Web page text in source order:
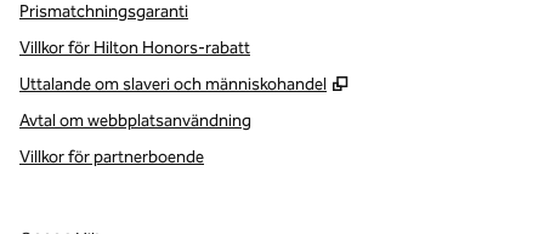
Prismatchningsgaranti
Villkor för Hilton Honors-rabatt
Uttalande om slaveri och människohandel
,
Avtal om webbplatsanvändning
Villkor för partnerboende